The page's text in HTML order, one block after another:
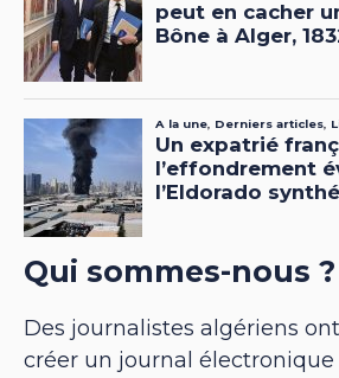
Qui sommes-nous ?
Des journalistes algériens
créer un journal électronique